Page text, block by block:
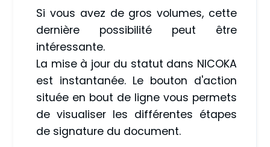
Si vous avez de gros volumes, cette
dernière possibilité peut être
intéressante.
La mise à jour du statut dans NICOKA
est instantanée. Le bouton d'action
située en bout de ligne vous permets
de visualiser les différentes étapes
de signature du document.